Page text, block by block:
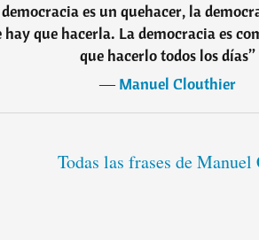
es un quehacer, la
hay que hacerla. La democracia es
que hacerlo todos los días”
―Manuel Clouthier
Todas las frases de